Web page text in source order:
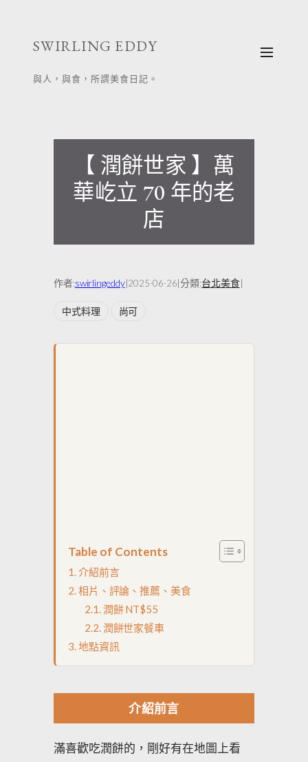
SWIRLING EDDY
與人，與食，所謂美食日記。
【 潤餅世家 】萬
華屹立 70 年的老
店
作者:swirlingeddy|2025-06-26|分類:台北美食|
中式料理 尚可
Table of Contents
介紹前言
相片、評論、推薦、美食
潤餅 NT$55
潤餅世家餐車
地點資訊
介紹前言
滿喜歡吃潤餅的，剛好有在地圖上看